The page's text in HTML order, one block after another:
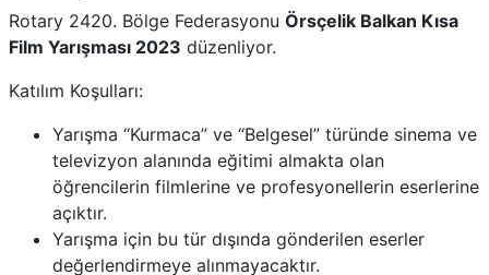
Rotary 2420. Bölge Federasyonu Örsçelik Balkan Kısa
Film Yarışması 2023 düzenliyor.
Katılım Koşulları:
Yarışma “Kurmaca” ve “Belgesel” türünde sinema ve
televizyon alanında eğitimi almakta olan
öğrencilerin filmlerine ve profesyonellerin eserlerine
açıktır.
Yarışma için bu tür dışında gönderilen eserler
değerlendirmeye alınmayacaktır.